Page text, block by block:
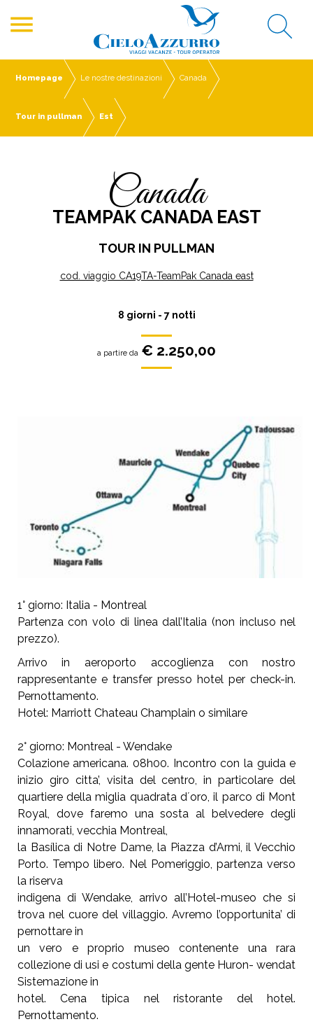
menu
Homepage Le nostre destinazioni Canada
Tour in pullman Est
Canada
TEAMPAK CANADA EAST
TOUR IN PULLMAN
cod. viaggio CA19TA-TeamPak Canada east
8 giorni - 7 notti
a partire da € 2.250,00
1° giorno: Italia - Montreal
Partenza con volo di linea dall’Italia (non incluso nel
prezzo).
Arrivo in aeroporto accoglienza con nostro
rappresentante e transfer presso hotel per check-in.
Pernottamento.
Hotel: Marriott Chateau Champlain o similare
2° giorno: Montreal - Wendake
Colazione americana. 08h00. Incontro con la guida e
inizio giro citta’, visita del centro, in particolare del
quartiere dellamiglia quadrata d´oro, il parco di Mont
Royal, dove faremo una sosta al belvedere degli
innamorati, vecchia Montreal,
la Basílica di Notre Dame, la Piazza d’Armi, il Vecchio
Porto. Tempo libero. Nel Pomeriggio, partenza verso
la riserva
indigena di Wendake, arrivo all’Hotel-museo che si
trova nel cuore del villaggio. Avremo l’opportunita’ di
pernottare in
un vero e proprio museo contenente una rara
collezione di usi e costumi della gente Huron- wendat
Sistemazione in
hotel. Cena tipica nel ristorante del hotel.
Pernottamento.